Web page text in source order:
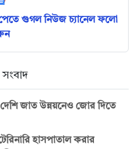
গুগল নিউজ চ্যানেল ফলো
দেশি জাত উন্নয়নেও জোর দিতে
হাসপাতাল করার